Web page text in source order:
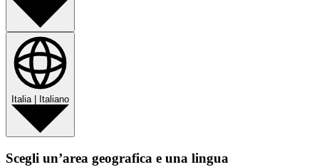
Italia | Italiano
Scegli un’area geografica e una lingua